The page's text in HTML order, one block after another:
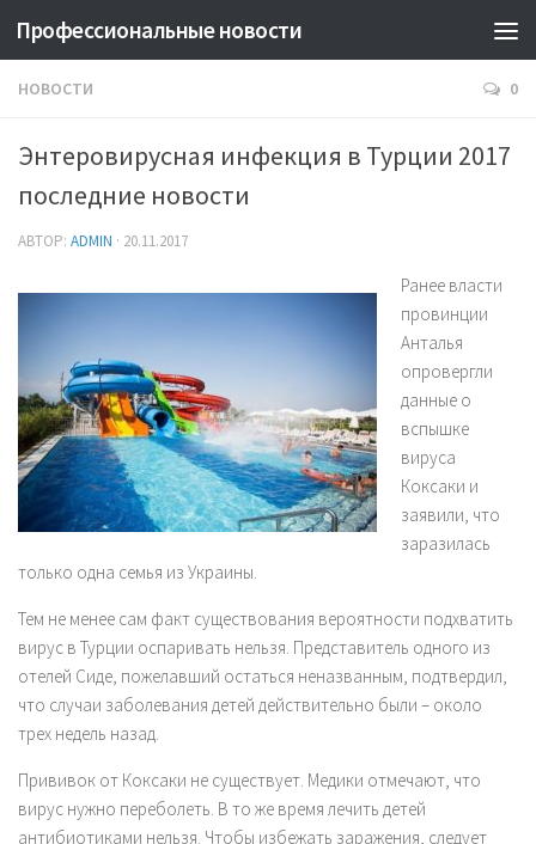
Профессиональные новости
НОВОСТИ 0
Энтеровирусная инфекция в Турции 2017
последние новости
АВТОР: ADMIN · 20.11.2017
Ранее власти
провинции
Анталья
опровергли
данные о
вспышке
вируса
Коксаки и
заявили, что
заразилась
только одна семья из Украины.
Тем не менее сам факт существования вероятности подхватить
вирус в Турции оспаривать нельзя. Представитель одного из
отелей Сиде, пожелавший остаться неназванным, подтвердил,
что случаи заболевания детей действительно были – около
трех недель назад.
Прививок от Коксаки не существует. Медики отмечают, что
вирус нужно переболеть. В то же время лечить детей
антибиотиками нельзя. Чтобы избежать заражения, следует